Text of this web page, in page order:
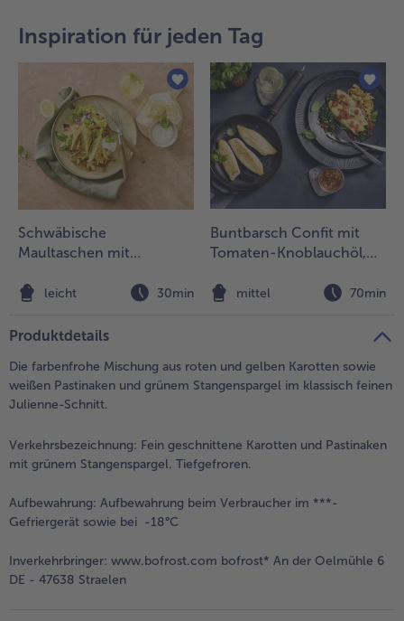
- 5 € beim Kauf von 7 Schlemmermenüs nach Wahl
Inspiration für jeden Tag
Schwäbische
Maultaschen mit
und Kräutern
leicht 30min
Buntbarsch Confit mit
Tomaten-Knoblauchöl,
Eierpfannkuchen-Nudeln
mittel 70min
Produktdetails
Die farbenfrohe Mischung aus roten und gelben Karotten sowie
weißen Pastinaken und grünem Stangenspargel im klassisch feinen
Julienne-Schnitt.
Verkehrsbezeichnung: Fein geschnittene Karotten und Pastinaken
mit grünem Stangenspargel. Tiefgefroren.
Aufbewahrung: Aufbewahrung beim Verbraucher im ***-
Gefriergerät sowie bei -18°C
Inverkehrbringer: www.bofrost.com bofrost* An der Oelmühle 6
DE - 47638 Straelen